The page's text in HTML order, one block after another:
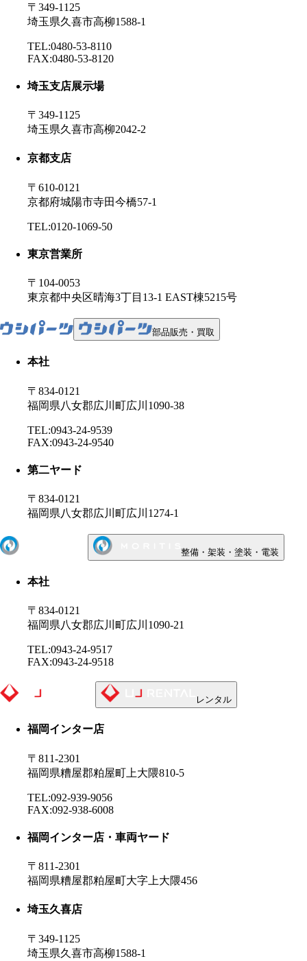
〒349-1125
埼玉県久喜市高柳1588-1
TEL:0480-53-8110
FAX:0480-53-8120
埼玉支店展示場
〒349-1125
埼玉県久喜市高柳2042-2
京都支店
〒610-0121
京都府城陽市寺田今橋57-1
TEL:0120-1069-50
東京営業所
〒104-0053
東京都中央区晴海3丁目13-1 EAST棟5215号
部品販売・買取
本社
〒834-0121
福岡県八女郡広川町広川1090-38
TEL:0943-24-9539
FAX:0943-24-9540
第二ヤード
〒834-0121
福岡県八女郡広川町広川1274-1
整備・架装・塗装・電装
本社
〒834-0121
福岡県八女郡広川町広川1090-21
TEL:0943-24-9517
FAX:0943-24-9518
レンタル
福岡インター店
〒811-2301
福岡県糟屋郡粕屋町上大隈810-5
TEL:092-939-9056
FAX:092-938-6008
福岡インター店・車両ヤード
〒811-2301
福岡県糟屋郡粕屋町大字上大隈456
埼玉久喜店
〒349-1125
埼玉県久喜市高柳1588-1